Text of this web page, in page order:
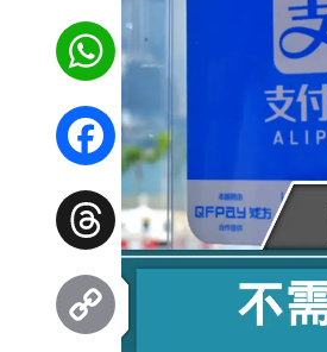
WhatsApp
Facebook
Threads